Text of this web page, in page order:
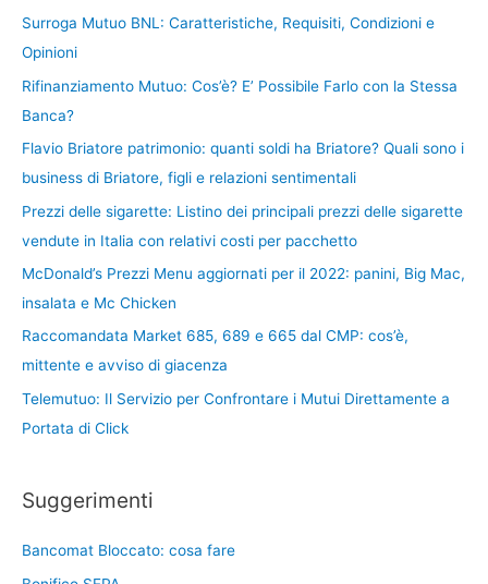
Surroga Mutuo BNL: Caratteristiche, Requisiti, Condizioni e
Opinioni
Rifinanziamento Mutuo: Cos’è? E’ Possibile Farlo con la Stessa
Banca?
Flavio Briatore patrimonio: quanti soldi ha Briatore? Quali sono i
business di Briatore, figli e relazioni sentimentali
Prezzi delle sigarette: Listino dei principali prezzi delle sigarette
vendute in Italia con relativi costi per pacchetto
McDonald’s Prezzi Menu aggiornati per il 2022: panini, Big Mac,
insalata e Mc Chicken
Raccomandata Market 685, 689 e 665 dal CMP: cos’è,
mittente e avviso di giacenza
Telemutuo: Il Servizio per Confrontare i Mutui Direttamente a
Portata di Click
Suggerimenti
Bancomat Bloccato: cosa fare